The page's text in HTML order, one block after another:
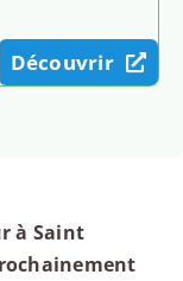
Découvrir
à Saint